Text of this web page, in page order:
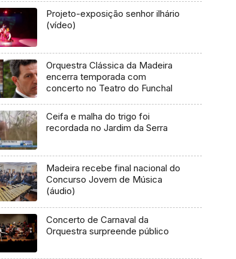
Projeto-exposição senhor ilhário
(vídeo)
Orquestra Clássica da Madeira
encerra temporada com
concerto no Teatro do Funchal
Ceifa e malha do trigo foi
recordada no Jardim da Serra
Madeira recebe final nacional do
Concurso Jovem de Música
(áudio)
Concerto de Carnaval da
Orquestra surpreende público